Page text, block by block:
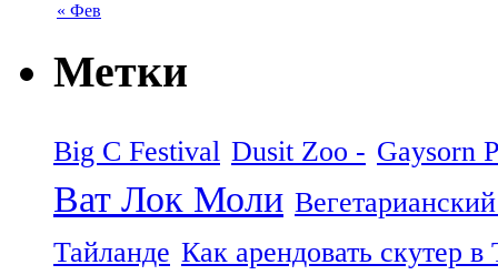
« Фев
Метки
Big C Festival Dusit Zoo - Gaysorn
Ват Лок Моли
Тайланде Как арендовать скутер в